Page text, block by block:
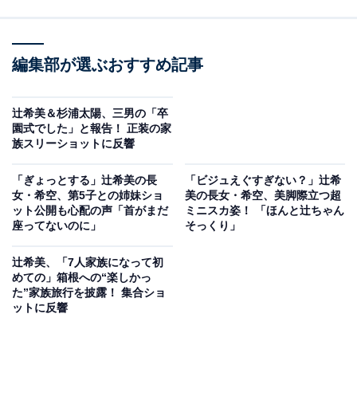
編集部が選ぶおすすめ記事
辻希美＆杉浦太陽、三男の「卒
園式でした」と報告！ 正装の家
族スリーショットに反響
「ぎょっとする」辻希美の長
女・希空、第5子との姉妹ショ
ット公開も心配の声「首がまだ
座ってないのに」
「ビジュえぐすぎない？」辻希
美の長女・希空、美脚際立つ超
ミニスカ姿！ 「ほんと辻ちゃん
そっくり」
辻希美、「7人家族になって初
めての」箱根への“楽しかっ
た”家族旅行を披露！ 集合ショ
ットに反響